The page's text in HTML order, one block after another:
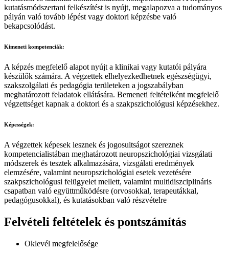
kutatásmódszertani felkészítést is nyújt, megalapozva a tudományos
pályán való tovább lépést vagy doktori képzésbe való
bekapcsolódást.
Kimeneti kompetenciák:
A képzés megfelelő alapot nyújt a klinikai vagy kutatói pályára
készülők számára. A végzettek elhelyezkedhetnek egészségügyi,
szakszolgálati és pedagógia területeken a jogszabályban
meghatározott feladatok ellátására. Bemeneti feltételként megfelelő
végzettséget kapnak a doktori és a szakpszichológusi képzésekhez.
Képességek:
A végzettek képesek lesznek és jogosultságot szereznek
kompetencialistában meghatározott neuropszichológiai vizsgálati
módszerek és tesztek alkalmazására, vizsgálati eredmények
elemzésére, valamint neuropszichológiai esetek vezetésére
szakpszichológusi felügyelet mellett, valamint multidiszciplináris
csapatban való együttműködésre (orvosokkal, terapeutákkal,
pedagógusokkal), és kutatásokban való részvételre
Felvételi feltételek és pontszámítás
Oklevél megfelelősége